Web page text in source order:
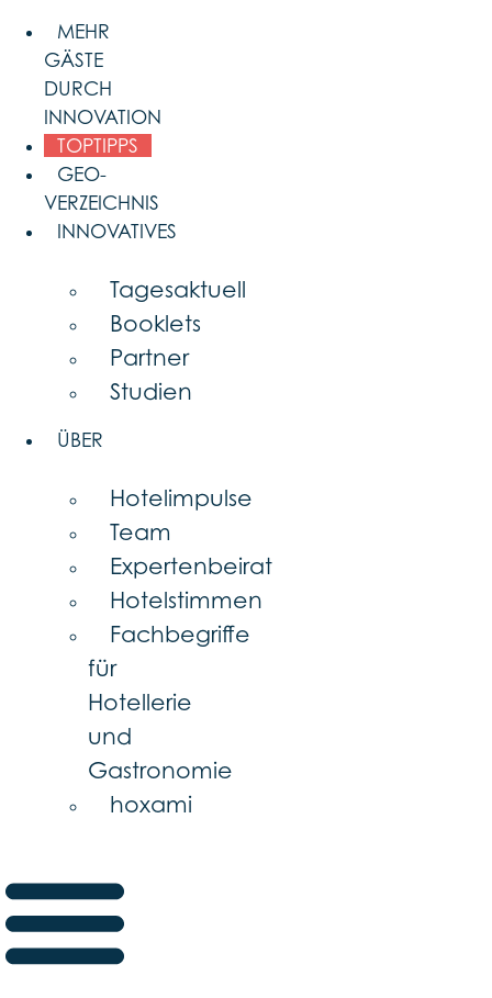
content
MEHR
GÄSTE
DURCH
INNOVATION
TOPTIPPS
GEO-
VERZEICHNIS
INNOVATIVES
Tagesaktuell
Booklets
Partner
Studien
ÜBER
Hotelimpulse
Team
Expertenbeirat
Hotelstimmen
Fachbegriffe
für
Hotellerie
und
Gastronomie
hoxami